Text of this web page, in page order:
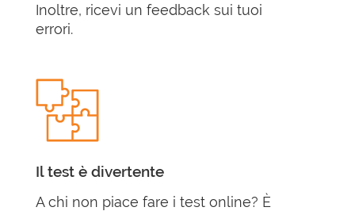
Inoltre, ricevi un feedback sui tuoi
errori.
Il test è divertente
A chi non piace fare i test online? È